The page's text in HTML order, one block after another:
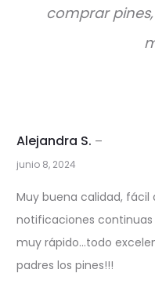
comprar
1
v
a
l
Alejandra S. –
junio 8, 2024
Muy buena calidad,
notificaciones
muy rápido…todo
padres los pines!!!